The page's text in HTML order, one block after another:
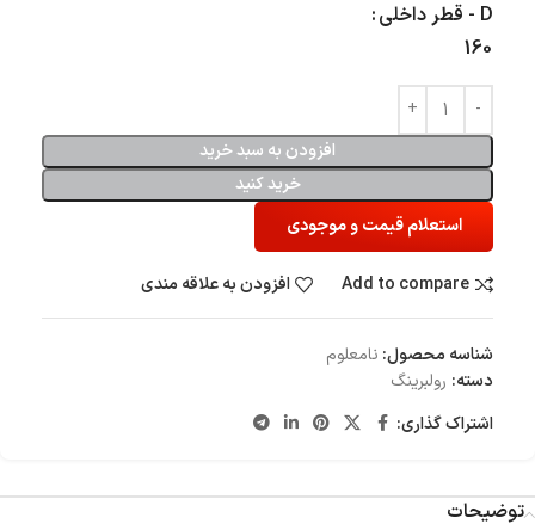
D - قطر داخلی
160
افزودن به سبد خرید
خرید کنید
استعلام قیمت و موجودی
Add to compare افزودن به علاقه مندی
شناسه محصول: نامعلوم
دسته: رولبرینگ
اشتراک گذاری:
توضیحات